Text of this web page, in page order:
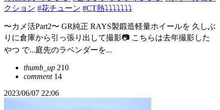
クション #花チューン #CT熱⤵︎⤵︎⤵︎⤵︎⤵︎⤵︎⤵︎
〜カメ活Part2〜 GR純正 RAYS製鍛造軽量ホイールを 久しぶ
りに倉庫から引っ張り出して撮影📷 こちらは去年撮影した
やつ で...庭先のラベンダーを...
thumb_up 210
comment14
2023/06/07 22:06